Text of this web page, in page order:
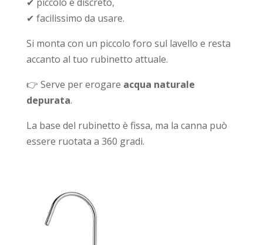
✔ facilissimo da usare.
Si monta con un piccolo foro sul lavello e resta
accanto al tuo rubinetto attuale.
👉 Serve per erogare acqua naturale
depurata.
La base del rubinetto è fissa, ma la canna può
essere ruotata a 360 gradi.